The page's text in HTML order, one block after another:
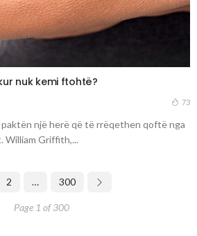
nuk kemi ftohtë?
73
një herë që të rrëqethen qoftë nga
William Griffith,...
2 … 300
Page 1 of 300